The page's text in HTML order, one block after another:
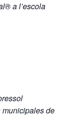
a l’escola
de